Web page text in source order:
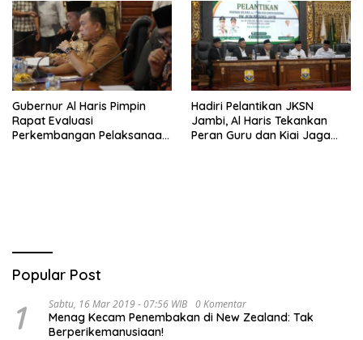
Gubernur Al Haris Pimpin
Rapat Evaluasi
Perkembangan Pelaksanaan
Hadiri Pelantikan JKSN
Jambi, Al Haris Tekankan
Peran Guru dan Kiai Jaga
Popular Post
1 Sabtu, 16 Mar 2019 - 07:56 WIB 0 Komentar
Menag Kecam Penembakan di New Zealand: Tak
Berperikemanusiaan!